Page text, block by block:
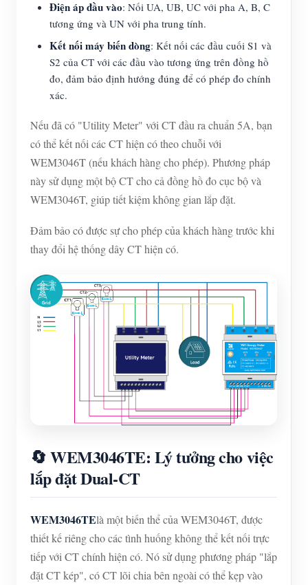
Điện áp đầu vào: Nối UA, UB, UC với pha A, B, C
tương ứng và UN với pha trung tính.
Kết nối máy biến dòng: Kết nối các đầu cuối S1 và
S2 của CT với các đầu vào tương ứng trên đồng hồ
đo, đảm bảo định hướng đúng để có phép đo chính
xác.
Nếu đã có "Utility Meter" với CT đầu ra chuẩn 5A, bạn
có thể kết nối các CT hiện có theo chuỗi với
WEM3046T (nếu khách hàng cho phép). Phương pháp
này sử dụng một bộ CT cho cả đồng hồ đo cục bộ và
WEM3046T, giúp tiết kiệm không gian lắp đặt.
Đảm bảo có được sự cho phép của khách hàng trước khi
thay đổi hệ thống dây CT hiện có.
🔄 WEM3046TE: Lý tưởng cho việc
lắp đặt Dual-CT
WEM3046TElà một biến thể của WEM3046T, được
thiết kế riêng cho các tình huống không thể kết nối trực
tiếp với CT chính hiện có. Nó sử dụng phương pháp "lắp
đặt CT kép", có CT lõi chia bên ngoài có thể kẹp vào